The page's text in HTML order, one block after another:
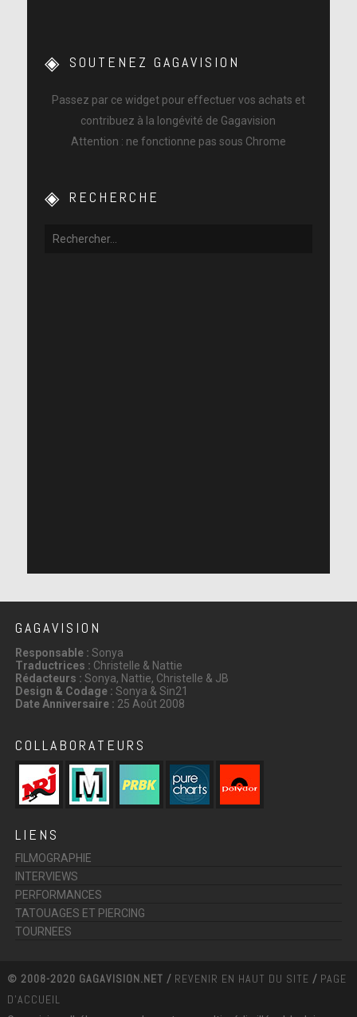
SOUTENEZ GAGAVISION
Passez par ce widget pour effectuer vos achats et
contribuez à la longévité de Gagavision
Attention : ne fonctionne pas sous Chrome
RECHERCHE
GAGAVISION
Responsable : Sonya
Traductrices : Christelle & Nattie
Rédacteurs : Sonya, Nattie, Christelle & JB
Design & Codage : Sonya & Sin21
Date Anniversaire : 25 Août 2008
COLLABORATEURS
LIENS
FILMOGRAPHIE
INTERVIEWS
PERFORMANCES
TATOUAGES ET PIERCING
TOURNEES
© 2008-2020 GAGAVISION.NET / REVENIR EN HAUT DU SITE / PAGE
D'ACCUEIL